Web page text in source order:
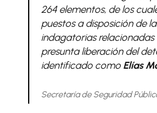
264 elementos, de los
puestos a disposición de
indagatorias relacionadas
presunta liberación del
identificado como Elías
Secretaría de Seguridad